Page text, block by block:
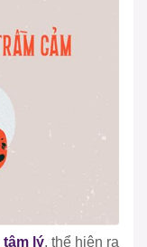
tâm lý, thể hiện ra